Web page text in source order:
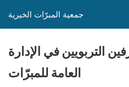
جمعية المبرّات الخيرية
التربويين في الإدارة
العامة للمبرّات